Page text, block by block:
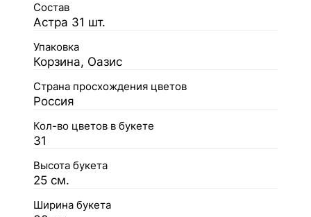
Состав
Астра 31 шт.
Упаковка
Корзина, Оазис
Страна просхождения цветов
Россия
Кол-во цветов в букете
31
Высота букета
25 см.
Ширина букета